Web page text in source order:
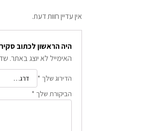
אין עדיין חוות דעת.
היה הראשון לכתוב
האימייל לא יוצג באתר.
הדירוג שלך *
הביקורת שלך *